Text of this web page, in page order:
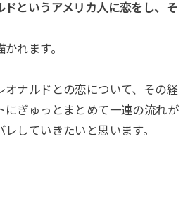
ドというアメリカ人に恋をし、そ
れます。
オナルドとの恋について、その経
にぎゅっとまとめて一連の流れが
していきたいと思います。